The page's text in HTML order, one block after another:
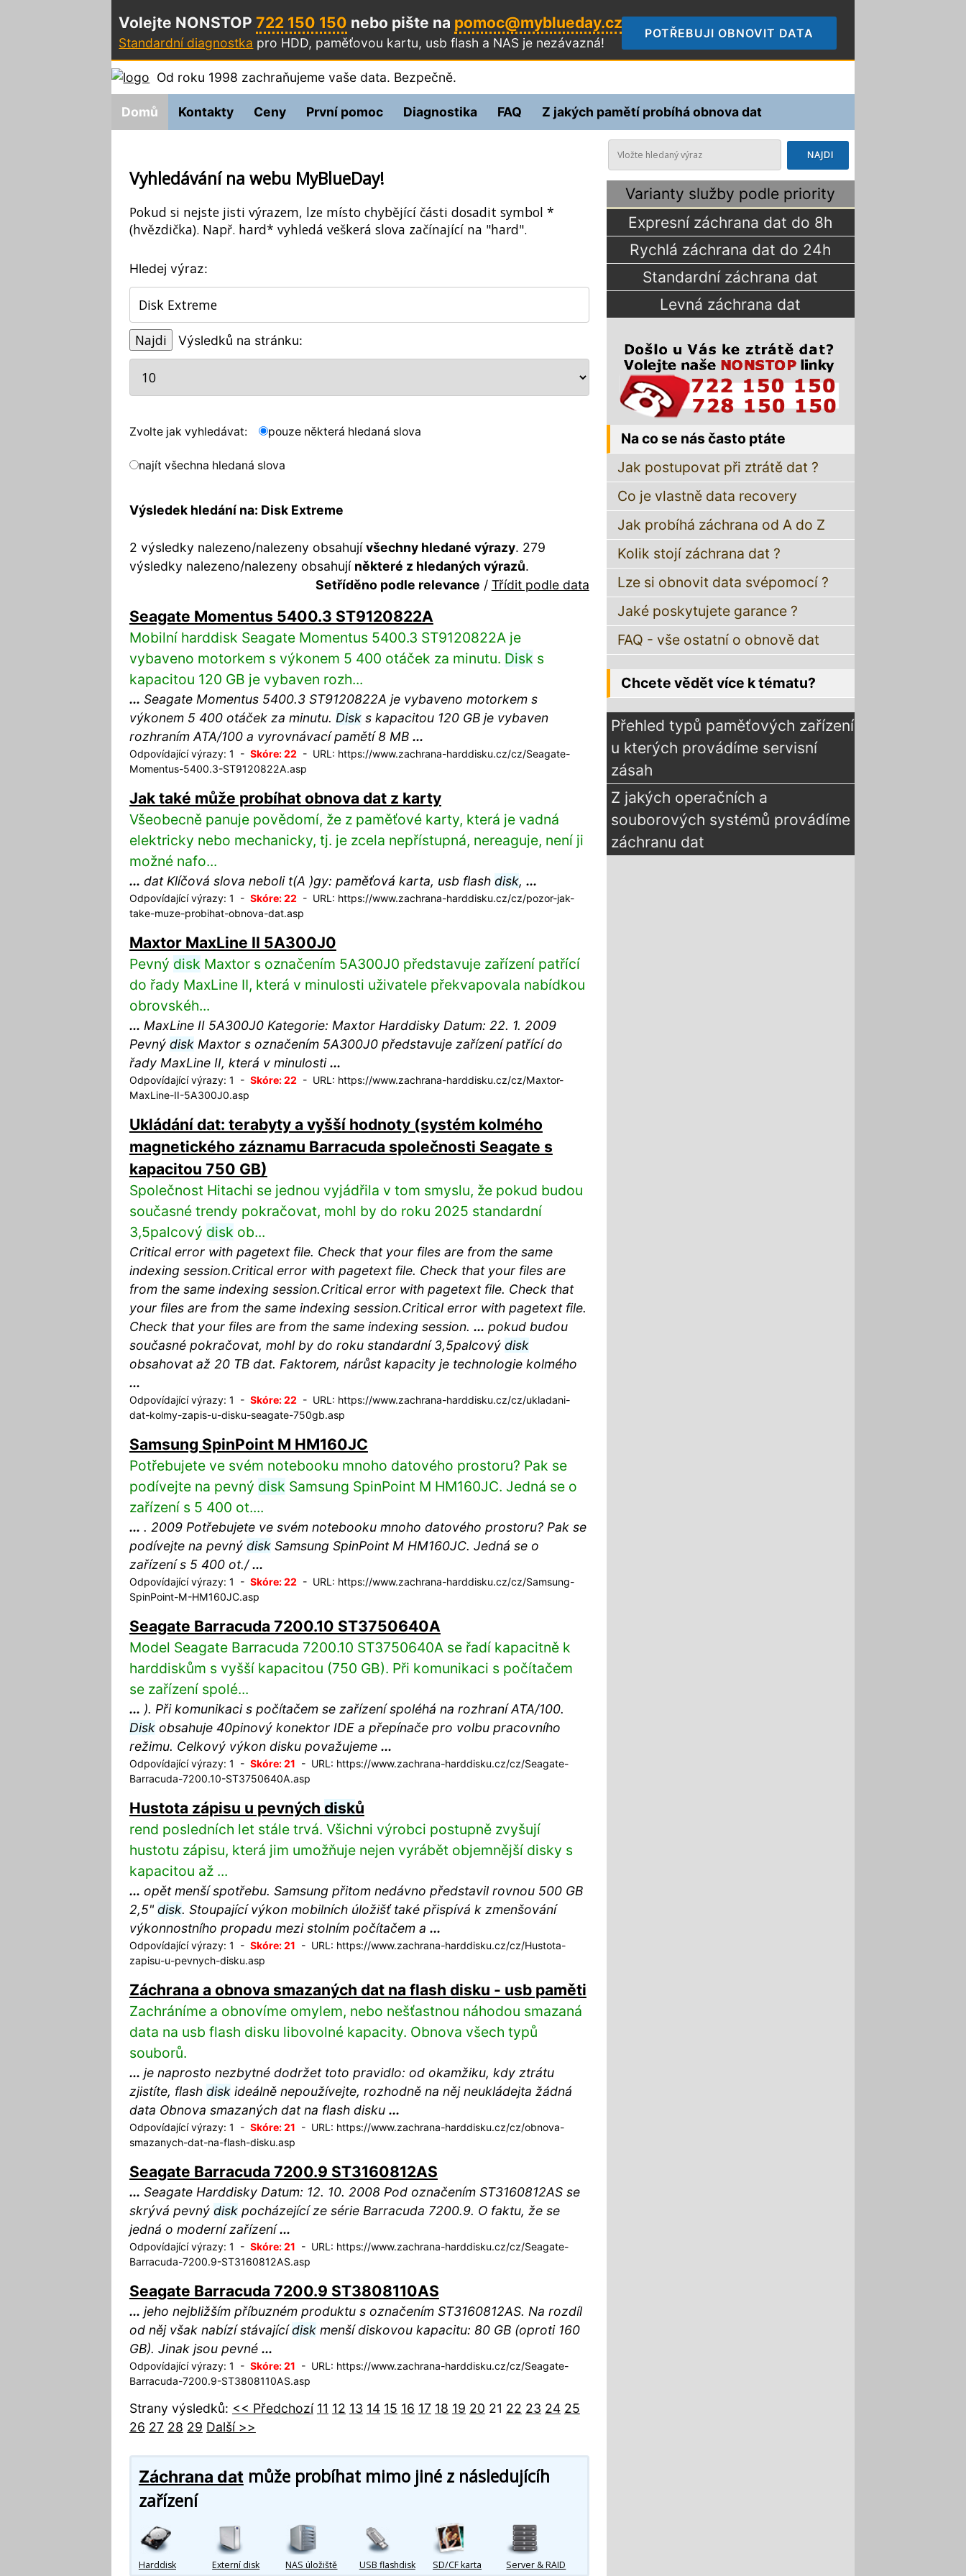
Volejte NONSTOP722 150 150 nebo pište na pomoc@myblueday.cz
Standardní diagnostka pro HDD, paměťovou kartu, usb flash a NAS je nezávazná!
POTŘEBUJI OBNOVIT DATA
Od roku 1998 zachraňujeme vaše data. Bezpečně.
Domů Kontakty Ceny První pomoc Diagnostika FAQ Z jakých pamětí probíhá obnova dat
Vyhledávání na webu MyBlueDay!
Pokud si nejste jisti výrazem, lze místo chybějící části dosadit symbol *
(hvězdička). Např. hard* vyhledá veškerá slova začínající na "hard".
Hledej výraz:
Výsledků na stránku:
Zvolte jak vyhledávat: pouze některá hledaná slova
najít všechna hledaná slova
Výsledek hledání na: Disk Extreme
2 výsledky nalezeno/nalezeny obsahujívšechny hledané výrazy. 279
výsledky nalezeno/nalezeny obsahují některé z hledaných výrazů.
Setříděno podle relevance / Třídit podle data
Seagate Momentus 5400.3 ST9120822A
Mobilní harddisk Seagate Momentus 5400.3 ST9120822A je
vybaveno motorkem s výkonem 5 400 otáček za minutu. Disk s
kapacitou 120 GB je vybaven rozh...
... Seagate Momentus 5400.3 ST9120822A je vybaveno motorkem s
výkonem 5 400 otáček za minutu. Disks kapacitou 120 GB je vybaven
rozhraním ATA/100 a vyrovnávací pamětí 8 MB ...
Odpovídající výrazy: 1 - Skóre: 22- URL: https://www.zachrana-harddisku.cz/cz/Seagate-
Momentus-5400.3-ST9120822A.asp
Jak také může probíhat obnova dat z karty
Všeobecně panuje povědomí, že z paměťové karty, která je vadná
elektricky nebo mechanicky, tj. je zcela nepřístupná, nereaguje, není ji
možné nafo...
... dat Klíčová slova neboli t(A )gy: paměťová karta, usb flash disk, ...
Odpovídající výrazy: 1 - Skóre: 22- URL: https://www.zachrana-harddisku.cz/cz/pozor-jak-
take-muze-probihat-obnova-dat.asp
Maxtor MaxLine II 5A300J0
Pevný disk Maxtor s označením 5A300J0 představuje zařízení patřící
do řady MaxLine II, která v minulosti uživatele překvapovala nabídkou
obrovskéh...
... MaxLine II 5A300J0 Kategorie: Maxtor Harddisky Datum: 22. 1. 2009
Pevný diskMaxtor s označením 5A300J0 představuje zařízení patřící do
řady MaxLine II, která v minulosti...
Odpovídající výrazy: 1 - Skóre: 22- URL: https://www.zachrana-harddisku.cz/cz/Maxtor-
MaxLine-II-5A300J0.asp
Ukládání dat: terabyty a vyšší hodnoty (systém kolmého
magnetického záznamu Barracuda společnosti Seagate s
kapacitou 750 GB)
Společnost Hitachi se jednou vyjádřila v tom smyslu, že pokud budou
současné trendy pokračovat, mohl by do roku 2025 standardní
3,5palcový disk ob...
Critical error with pagetext file. Check that your files are from the same
indexing session.Critical error with pagetext file. Check that your files are
from the same indexing session.Critical error with pagetext file. Check that
your files are from the same indexing session.Critical error with pagetext file.
Check that your files are from the same indexing session. ... pokud budou
současné pokračovat, mohl by do roku standardní 3,5palcový disk
obsahovat až 20 TB dat. Faktorem, nárůst kapacity je technologie kolmého
...
Odpovídající výrazy: 1 - Skóre: 22- URL: https://www.zachrana-harddisku.cz/cz/ukladani-
dat-kolmy-zapis-u-disku-seagate-750gb.asp
Samsung SpinPoint M HM160JC
Potřebujete ve svém notebooku mnoho datového prostoru? Pak se
podívejte na pevný disk Samsung SpinPoint M HM160JC. Jedná se o
zařízení s 5 400 ot....
... . 2009 Potřebujete ve svém notebooku mnoho datového prostoru? Pak se
podívejte na pevný diskSamsung SpinPoint M HM160JC. Jedná se o
zařízení s 5 400 ot./...
Odpovídající výrazy: 1 - Skóre: 22- URL: https://www.zachrana-harddisku.cz/cz/Samsung-
SpinPoint-M-HM160JC.asp
Seagate Barracuda 7200.10 ST3750640A
Model Seagate Barracuda 7200.10 ST3750640A se řadí kapacitně k
harddiskům s vyšší kapacitou (750 GB). Při komunikaci s počítačem
se zařízení spolé...
... ). Při komunikaci s počítačem se zařízení spoléhá na rozhraní ATA/100.
Diskobsahuje 40pinový konektor IDE a přepínače pro volbu pracovního
režimu. Celkový výkon disku považujeme ...
Odpovídající výrazy: 1 - Skóre: 21 - URL: https://www.zachrana-harddisku.cz/cz/Seagate-
Barracuda-7200.10-ST3750640A.asp
Hustota zápisu u pevných disků
rend posledních let stále trvá. Všichni výrobci postupně zvyšují
hustotu zápisu, která jim umožňuje nejen vyrábět objemnější disky s
kapacitou až ...
... opět menší spotřebu. Samsung přitom nedávno představil rovnou 500 GB
2,5" disk. Stoupající výkon mobilních úložišť také přispívá k zmenšování
výkonnostního propadu mezi stolním počítačem a ...
Odpovídající výrazy: 1 - Skóre: 21 - URL: https://www.zachrana-harddisku.cz/cz/Hustota-
zapisu-u-pevnych-disku.asp
Záchrana a obnova smazaných dat na flash disku - usb paměti
Zachráníme a obnovíme omylem, nebo nešťastnou náhodou smazaná
data na usb flash disku libovolné kapacity. Obnova všech typů
souborů.
... je naprosto nezbytné dodržet toto pravidlo: od okamžiku, kdy ztrátu
zjistíte, flash diskideálně nepoužívejte, rozhodně na něj neukládejta žádná
data Obnova smazaných dat na flash disku ...
Odpovídající výrazy: 1 - Skóre: 21 - URL: https://www.zachrana-harddisku.cz/cz/obnova-
smazanych-dat-na-flash-disku.asp
Seagate Barracuda 7200.9 ST3160812AS
... Seagate Harddisky Datum: 12. 10. 2008 Pod označením ST3160812AS se
skrývá pevný diskpocházející ze série Barracuda 7200.9. O faktu, že se
jedná o moderní zařízení...
Odpovídající výrazy: 1 - Skóre: 21 - URL: https://www.zachrana-harddisku.cz/cz/Seagate-
Barracuda-7200.9-ST3160812AS.asp
Seagate Barracuda 7200.9 ST3808110AS
... jeho nejbližším příbuzném produktu s označením ST3160812AS. Na rozdíl
od něj však nabízí stávajícídiskmenší diskovou kapacitu: 80 GB (oproti 160
GB). Jinak jsou pevné ...
Odpovídající výrazy: 1 - Skóre: 21 - URL: https://www.zachrana-harddisku.cz/cz/Seagate-
Barracuda-7200.9-ST3808110AS.asp
Strany výsledků: << Předchozí 11 12 13 14 15 16 17 18 19 20 21 22 23 24 25
26 27 28 29 Další >>
Záchrana datmůže probíhat mimo jiné z následujícíh
zařízení
Harddisk Externí disk NAS úložiště USB flashdisk SD/CF karta Server & RAID
Varianty služby podle priority
Expresní záchrana dat do 8h
Rychlá záchrana dat do 24h
Standardní záchrana dat
Levná záchrana dat
Na co se nás často ptáte
Jak postupovat při ztrátě dat ?
Co je vlastně data recovery
Jak probíhá záchrana od A do Z
Kolik stojí záchrana dat ?
Lze si obnovit data svépomocí ?
Jaké poskytujete garance ?
FAQ - vše ostatní o obnově dat
Chcete vědět více k tématu?
Přehled typů paměťových zařízení
u kterých provádíme servisní
zásah
Z jakých operačních a
souborových systémů provádíme
záchranu dat